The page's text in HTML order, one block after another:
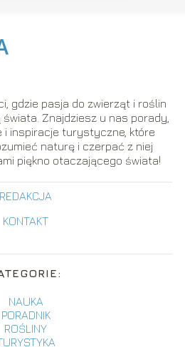
gdzie pasja do zwierząt i roślin
Znajdziesz u nas porady,
i inspiracje turystyczne, które
naturę i czerpać z niej
piękno otaczającego świata!
REDAKCJA
KONTAKT
NAUKA
PORADNIK
ROŚLINY